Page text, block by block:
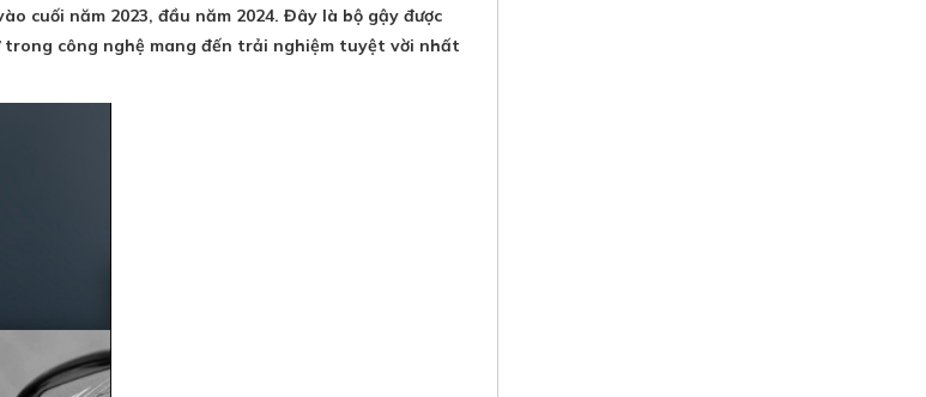
cuối năm 2023, đầu năm 2024. Đây là bộ gậy được
công nghệ mang đến trải nghiệm tuyệt vời nhất